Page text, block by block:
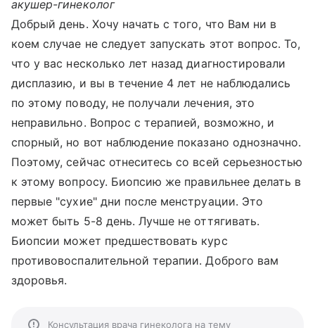
акушер-гинеколог
Добрый день. Хочу начать с того, что Вам ни в
коем случае не следует запускать этот вопрос. То,
что у вас несколько лет назад диагностировали
дисплазию, и вы в течение 4 лет не наблюдались
по этому поводу, не получали лечения, это
неправильно. Вопрос с терапией, возможно, и
спорный, но вот наблюдение показано однозначно.
Поэтому, сейчас отнеситесь со всей серьезностью
к этому вопросу. Биопсию же правильнее делать в
первые "сухие" дни после менструации. Это
может быть 5-8 день. Лучше не оттягивать.
Биопсии может предшествовать курс
противовоспалительной терапии. Доброго вам
здоровья.
Консультация врача гинеколога на тему